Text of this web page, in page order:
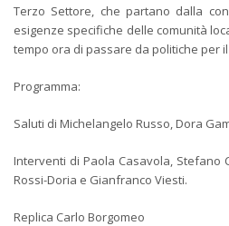
Terzo Settore, che partano dalla
esigenze specifiche delle comunità
tempo ora di passare da politiche per
Programma:
Saluti di Michelangelo Russo, Dora
Interventi di Paola Casavola, Stefano
Rossi-Doria e Gianfranco Viesti.
Replica Carlo Borgomeo